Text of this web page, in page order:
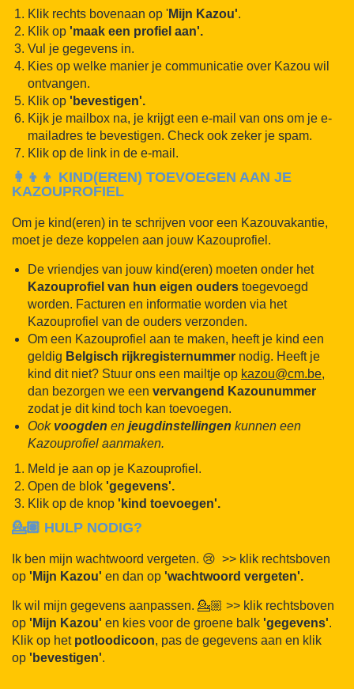
Klik rechts bovenaan op 'Mijn Kazou'.
Klik op 'maak een profiel aan'.
Vul je gegevens in.
Kies op welke manier je communicatie over Kazou wil
ontvangen.
Klik op 'bevestigen'.
Kijk je mailbox na, je krijgt een e-mail van ons om je e-
mailadres te bevestigen. Check ook zeker je spam.
Klik op de link in de e-mail.
👩‍👦‍👦 KIND(EREN) TOEVOEGEN AAN JE
KAZOUPROFIEL
Om je kind(eren) in te schrijven voor een Kazouvakantie,
moet je deze koppelen aan jouw Kazouprofiel.
De vriendjes van jouw kind(eren) moeten onder het
Kazouprofiel van hun eigen ouders toegevoegd
worden. Facturen en informatie worden via het
Kazouprofiel van de ouders verzonden.
Om een Kazouprofiel aan te maken, heeft je kind een
geldig Belgisch rijkregisternummer nodig. Heeft je
kind dit niet? Stuur ons een mailtje op kazou@cm.be,
dan bezorgen we een vervangend Kazounummer
zodat je dit kind toch kan toevoegen.
Ook voogden en jeugdinstellingen kunnen een
Kazouprofiel aanmaken.
Meld je aan op je Kazouprofiel.
Open de blok 'gegevens'.
Klik op de knop 'kind toevoegen'.
💁🏽 HULP NODIG?
Ik ben mijn wachtwoord vergeten. 😢 >> klik rechtsboven
op 'Mijn Kazou' en dan op 'wachtwoord vergeten'.
Ik wil mijn gegevens aanpassen. 💁🏼 >> klik rechtsboven
op 'Mijn Kazou' en kies voor de groene balk 'gegevens'.
Klik op het potloodicoon, pas de gegevens aan en klik
op 'bevestigen'.